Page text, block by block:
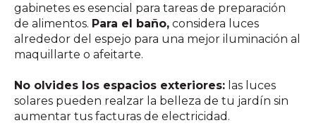
gabinetes es esencial para tareas de preparación
de alimentos. Para el baño, considera luces
alrededor del espejo para una mejor iluminación al
maquillarte o afeitarte.
No olvides los espacios exteriores: las luces
solares pueden realzar la belleza de tu jardín sin
aumentar tus facturas de electricidad.